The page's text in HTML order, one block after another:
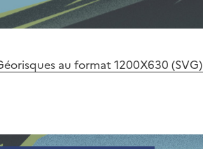
au format 1200X630 (SVG)